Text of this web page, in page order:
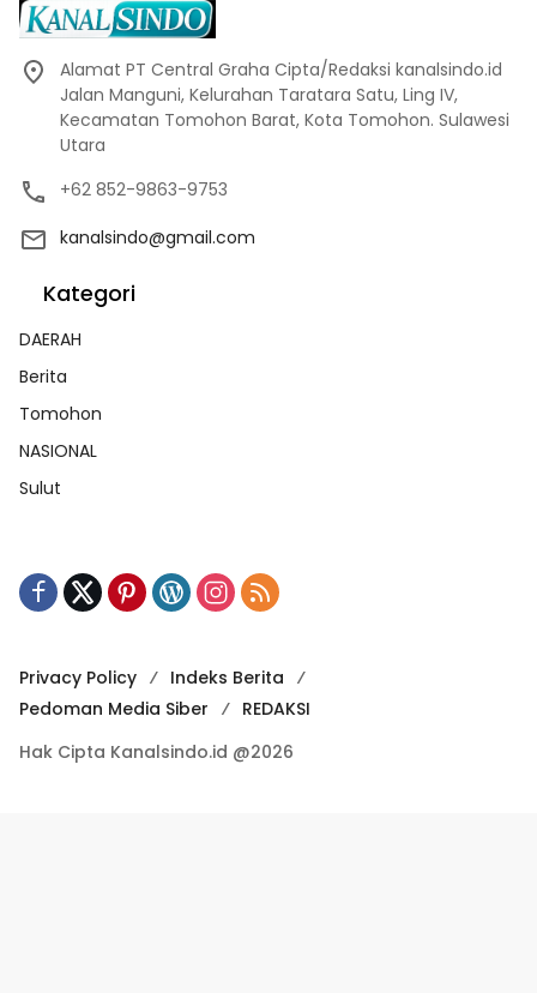
Alamat PT Central Graha Cipta/Redaksi kanalsindo.id
Jalan Manguni, Kelurahan Taratara Satu, Ling IV,
Kecamatan Tomohon Barat, Kota Tomohon. Sulawesi
Utara
+62 852-9863-9753
kanalsindo@gmail.com
Kategori
DAERAH
Berita
Tomohon
NASIONAL
Sulut
Privacy Policy
Indeks Berita
Pedoman Media Siber
REDAKSI
Hak Cipta Kanalsindo.id @2026